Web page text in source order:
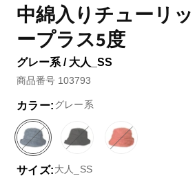
中綿入りチューリ
ープラス5度
グレー系 / 大人_SS
商品番号 103793
カラー:グレー系
グ
レ
ー
バ
リ
エ
ブ
ッ
バ
エ
オ
バ
サイズ:大人_SS